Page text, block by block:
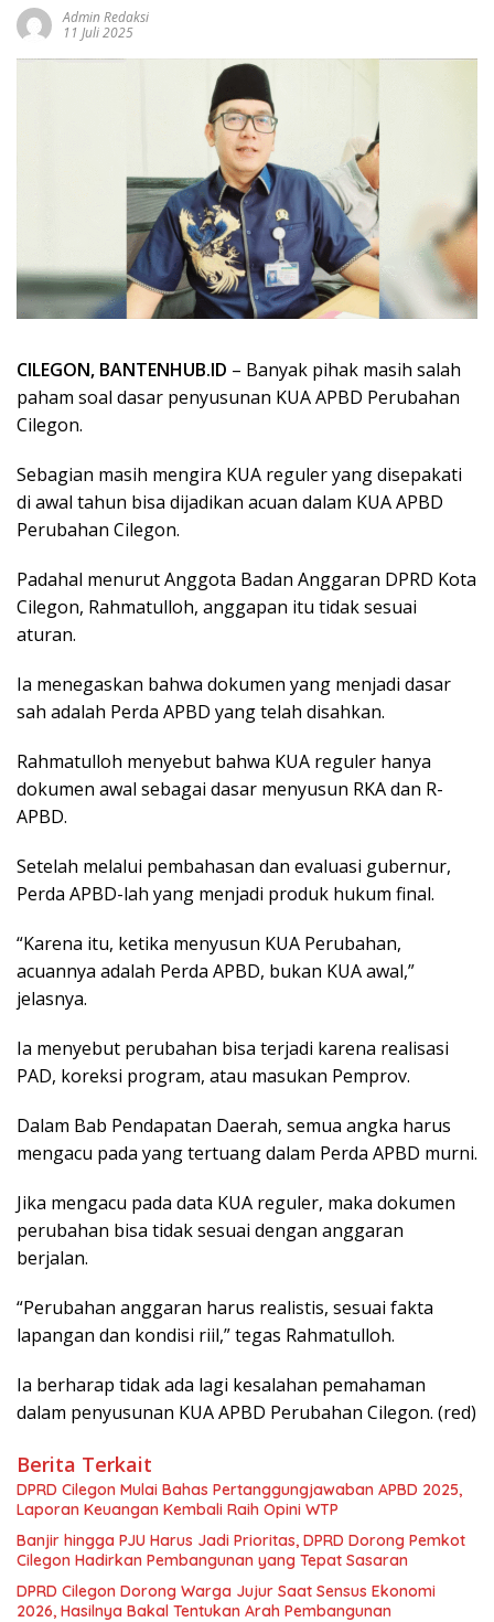
Admin Redaksi
11 Juli 2025
CILEGON, BANTENHUB.ID – Banyak pihak masih salah
paham soal dasar penyusunan KUA APBD Perubahan
Cilegon.
Sebagian masih mengira KUA reguler yang disepakati
di awal tahun bisa dijadikan acuan dalam KUA APBD
Perubahan Cilegon.
Padahal menurut Anggota Badan Anggaran DPRD Kota
Cilegon, Rahmatulloh, anggapan itu tidak sesuai
aturan.
Ia menegaskan bahwa dokumen yang menjadi dasar
sah adalah Perda APBD yang telah disahkan.
Rahmatulloh menyebut bahwa KUA reguler hanya
dokumen awal sebagai dasar menyusun RKA dan R-
APBD.
Setelah melalui pembahasan dan evaluasi gubernur,
Perda APBD-lah yang menjadi produk hukum final.
“Karena itu, ketika menyusun KUA Perubahan,
acuannya adalah Perda APBD, bukan KUA awal,”
jelasnya.
Ia menyebut perubahan bisa terjadi karena realisasi
PAD, koreksi program, atau masukan Pemprov.
Dalam Bab Pendapatan Daerah, semua angka harus
mengacu pada yang tertuang dalam Perda APBD murni.
Jika mengacu pada data KUA reguler, maka dokumen
perubahan bisa tidak sesuai dengan anggaran
berjalan.
“Perubahan anggaran harus realistis, sesuai fakta
lapangan dan kondisi riil,” tegas Rahmatulloh.
Ia berharap tidak ada lagi kesalahan pemahaman
dalam penyusunan KUA APBD Perubahan Cilegon. (red)
Berita Terkait
DPRD Cilegon Mulai Bahas Pertanggungjawaban APBD 2025,
Laporan Keuangan Kembali Raih Opini WTP
Banjir hingga PJU Harus Jadi Prioritas, DPRD Dorong Pemkot
Cilegon Hadirkan Pembangunan yang Tepat Sasaran
DPRD Cilegon Dorong Warga Jujur Saat Sensus Ekonomi
2026, Hasilnya Bakal Tentukan Arah Pembangunan